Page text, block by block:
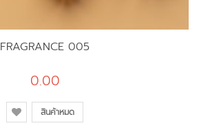
FRAGRANCE 005
0.00
สินค้าหมด